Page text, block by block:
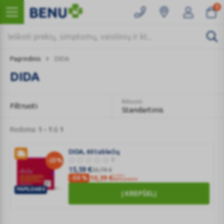
0
Pagrindinis DIDA
DIDA
Filtruoti Standartinis
Rodoma:
-25%
PAPILDAI50
DIDA, 60 tablečių
15,59€ 20,79 €
-50 % 10,39€SU KODU
PAPILDAI50
Į KREPŠELĮ